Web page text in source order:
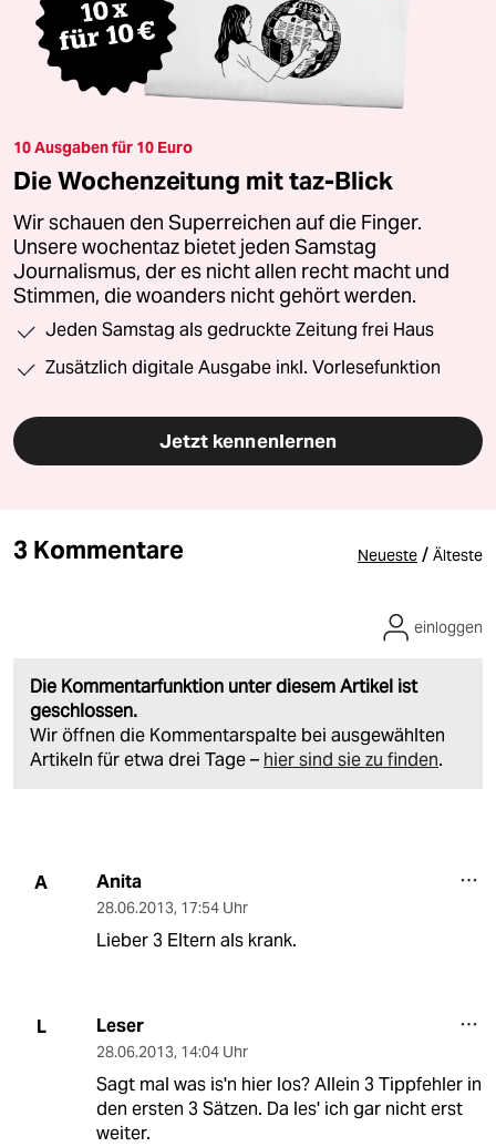
10 Ausgaben für 10 Euro
Die Wochenzeitung mit taz-Blick
Wir schauen den Superreichen auf die Finger.
Unsere wochentaz bietet jeden Samstag
Journalismus, der es nicht allen recht macht und
Stimmen, die woanders nicht gehört werden.
Jeden Samstag als gedruckte Zeitung frei Haus
Zusätzlich digitale Ausgabe inkl. Vorlesefunktion
Jetzt kennenlernen
3 Kommentare Neueste / Älteste
Die Kommentarfunktion unter diesem Artikel ist
geschlossen.
Wir öffnen die Kommentarspalte bei ausgewählten
Artikeln für etwa drei Tage – hier sind sie zu finden.
einloggen
A Anita
28.06.2013, 17:54 Uhr
Lieber 3 Eltern als krank.
L Leser
28.06.2013, 14:04 Uhr
Sagt mal was is'n hier los? Allein 3 Tippfehler in
den ersten 3 Sätzen. Da les' ich gar nicht erst
weiter.